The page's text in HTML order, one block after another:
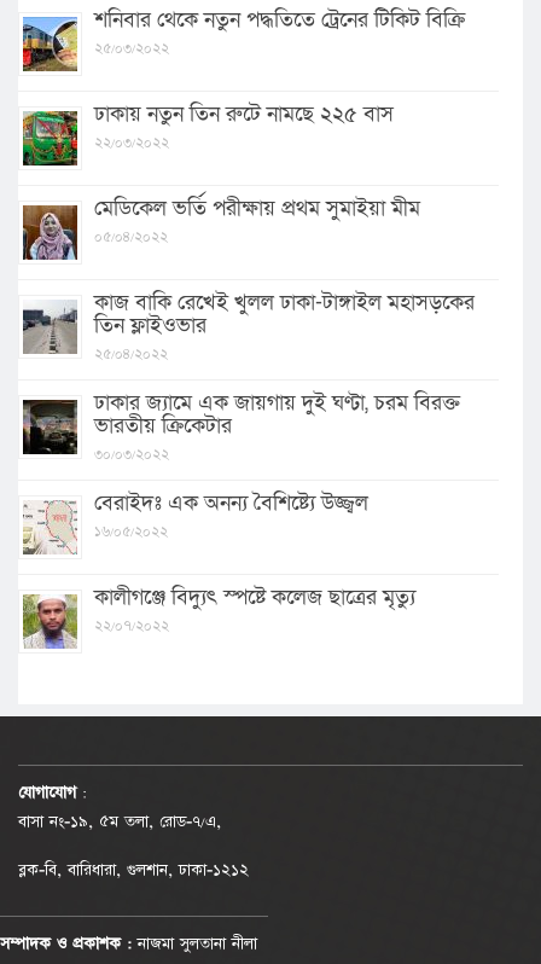
শনিবার থেকে নতুন পদ্ধতিতে ট্রেনের টিকিট বিক্রি
২৫/০৩/২০২২
ঢাকায় নতুন তিন রুটে নামছে ২২৫ বাস
২২/০৩/২০২২
মেডিকেল ভর্তি পরীক্ষায় প্রথম সুমাইয়া মীম
০৫/০৪/২০২২
কাজ বাকি রেখেই খুলল ঢাকা-টাঙ্গাইল মহাসড়কের
তিন ফ্লাইওভার
২৫/০৪/২০২২
ঢাকার জ্যামে এক জায়গায় দুই ঘণ্টা, চরম বিরক্ত
ভারতীয় ক্রিকেটার
৩০/০৩/২০২২
বেরাইদঃ এক অনন্য বৈশিষ্ট্যে উজ্জ্বল
১৬/০৫/২০২২
কালীগঞ্জে বিদ্যুৎ স্পষ্টে কলেজ ছাত্রের মৃত্যু
২২/০৭/২০২২
যোগাযোগ :
বাসা নং-১৯, ৫ম তলা, রোড-৭/এ,
ব্লক-বি, বারিধারা, গুলশান, ঢাকা-১২১২
সম্পাদক ও প্রকাশক :নাজমা সুলতানা নীলা